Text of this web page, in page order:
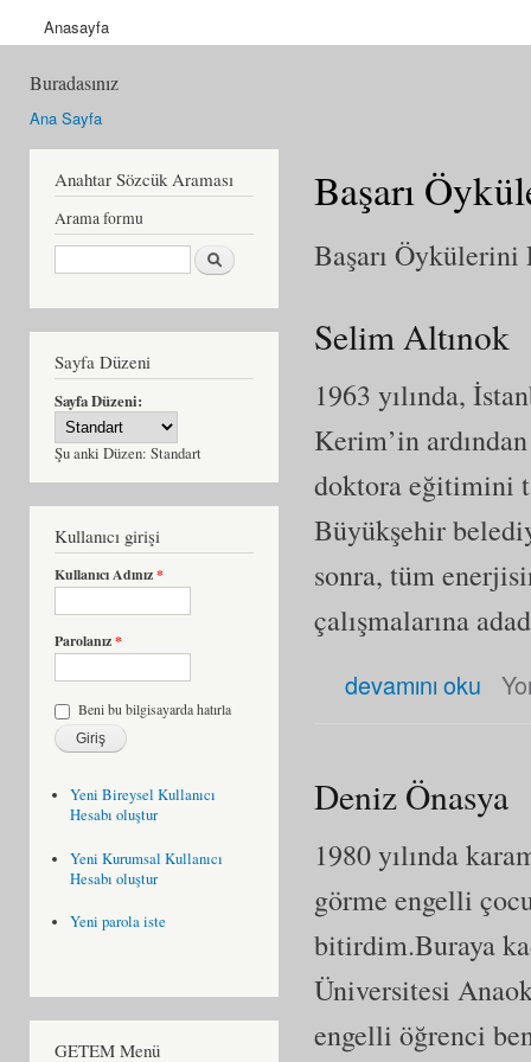
Anasayfa
Buradasınız
Ana Sayfa
Anahtar Sözcük Araması
Arama formu
Ara
Sayfa Düzeni
Sayfa Düzeni:
Şu anki Düzen: Standart
Kullanıcı girişi
Kullanıcı Adınız*
Parolanız*
Beni bu bilgisayarda hatırla
Yeni Bireysel Kullanıcı
Hesabı oluştur
Yeni Kurumsal Kullanıcı
Hesabı oluştur
Yeni parola iste
GETEM Menü
Başarı
Başarı
Selim Altınok
1963 yılında,
Kerim’in
doktora eğitimini
Büyükşehir
sonra, tüm
çalışmalarına
devamını oku
Deniz Önasya
1980 yılında
görme engelli
bitirdim.Buraya
Üniversitesi
engelli öğrenci